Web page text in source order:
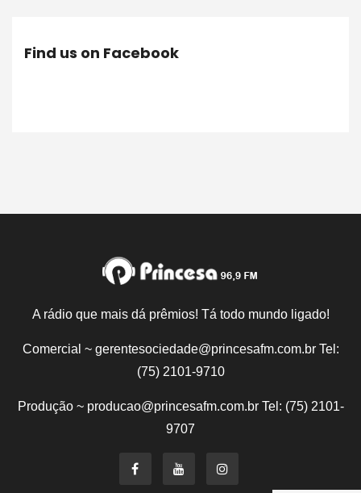
Find us on Facebook
A rádio que mais dá prêmios! Tá todo mundo ligado!
Comercial ~ gerentesociedade@princesafm.com.br Tel:
(75) 2101-9710
Produção ~ producao@princesafm.com.br Tel: (75) 2101-
9707